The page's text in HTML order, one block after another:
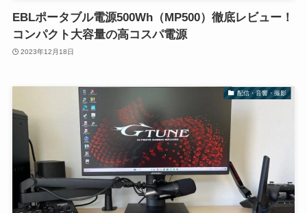
EBLポータブル電源500Wh（MP500）徹底レビュー！
コンパクト大容量の高コスパ電源
2023年12月18日
配信・音響・撮影